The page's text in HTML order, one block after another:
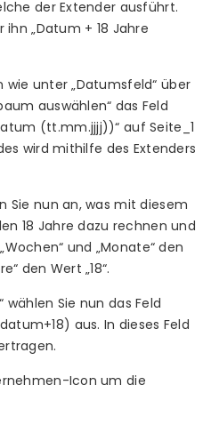
der Extender ausführt.
„Datum + 18 Jahre
unter „Datumsfeld“ über
auswählen“ das Feld
(tt.mm.jjjj))“ auf Seite_1
wird mithilfe des Extenders
Sie nun an, was mit diesem
18 Jahre dazu rechnen und
und „Monate“ den
den Wert „18“.
wählen Sie nun das Feld
aus. In dieses Feld
Icon um die